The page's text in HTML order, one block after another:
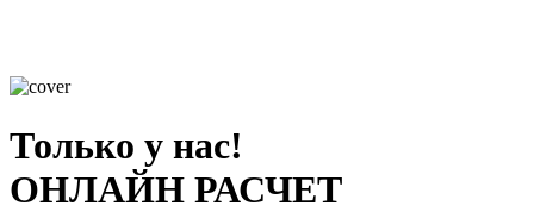
Только у нас!
ОНЛАЙН РАСЧЕТ